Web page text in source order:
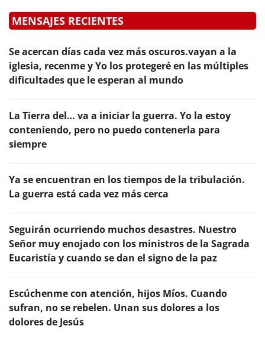
MENSAJES RECIENTES
Se acercan días cada vez más oscuros.vayan a la
iglesia, recenme y Yo los protegeré en las múltiples
dificultades que le esperan al mundo
La Tierra del… va a iniciar la guerra. Yo la estoy
conteniendo, pero no puedo contenerla para
siempre
Ya se encuentran en los tiempos de la tribulación.
La guerra está cada vez más cerca
Seguirán ocurriendo muchos desastres. Nuestro
Señor muy enojado con los ministros de la Sagrada
Eucaristía y cuando se dan el signo de la paz
Escúchenme con atención, hijos Míos. Cuando
sufran, no se rebelen. Unan sus dolores a los
dolores de Jesús